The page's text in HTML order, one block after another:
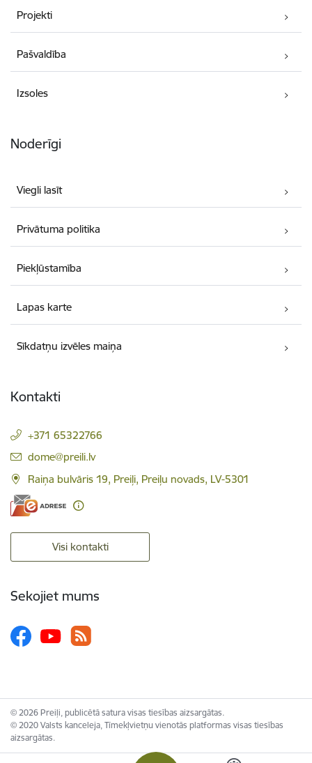
Projekti
Pašvaldība
Izsoles
Noderīgi
Viegli lasīt
Privātuma politika
Piekļūstamība
Lapas karte
Sīkdatņu izvēles maiņa
Kontakti
+371 65322766
E-pasts:
dome@preili.lv
Raiņa bulvāris 19, Preiļi, Preiļu novads, LV-5301
Visi kontakti
Sekojiet mums
© 2026 Preiļi, publicētā satura visas tiesības aizsargātas.
© 2020 Valsts kanceleja, Tīmekļvietņu vienotās platformas visas tiesības
aizsargātas.